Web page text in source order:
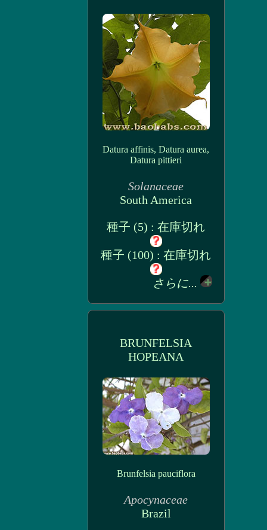
Datura affinis, Datura aurea,
Datura pittieri
Solanaceae
South America
種子 (5) : 在庫切れ
種子 (100) : 在庫切れ
さらに...
BRUNFELSIA
HOPEANA
Brunfelsia pauciflora
Apocynaceae
Brazil